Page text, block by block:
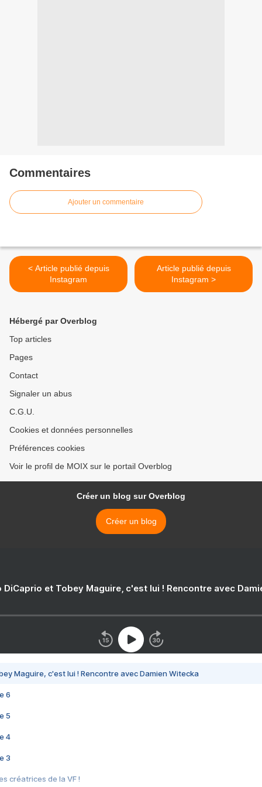
Commentaires
Ajouter un commentaire
< Article publié depuis
Instagram
Article publié depuis
Instagram >
Hébergé par Overblog
Top articles
Pages
Contact
Signaler un abus
C.G.U.
Cookies et données personnelles
Préférences cookies
Voir le profil de MOIX sur le portail Overblog
Créer un blog sur Overblog
Créer un blog
DiCaprio et Tobey Maguire, c'est lui ! Rencontre avec
Maguire, c'est lui ! Rencontre avec Damien Witecka
6
5
4
3
créatrices de la VF !